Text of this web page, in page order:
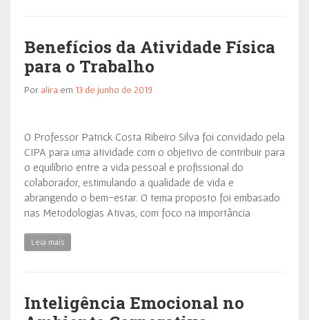
Benefícios da Atividade Física
para o Trabalho
Por alira em 13 de junho de 2019
O Professor Patrick Costa Ribeiro Silva foi convidado pela
CIPA para uma atividade com o objetivo de contribuir para
o equilíbrio entre a vida pessoal e profissional do
colaborador, estimulando a qualidade de vida e
abrangendo o bem-estar. O tema proposto foi embasado
nas Metodologias Ativas, com foco na importância
Leia mais
Inteligência Emocional no